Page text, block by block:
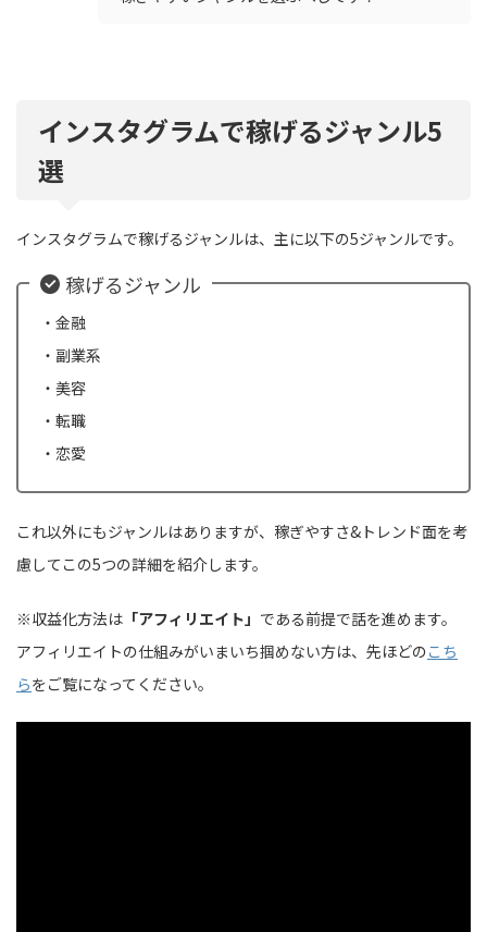
インスタグラムで稼げるジャンル5
選
インスタグラムで稼げるジャンルは、主に以下の5ジャンルです。
稼げるジャンル
・金融
・副業系
・美容
・転職
・恋愛
これ以外にもジャンルはありますが、稼ぎやすさ&トレンド面を考
慮してこの5つの詳細を紹介します。
※収益化方法は 「アフィリエイト」 である前提で話を進めます。
アフィリエイトの仕組みがいまいち掴めない方は、先ほどのこち
らをご覧になってください。